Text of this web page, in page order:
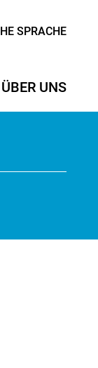
SPRACHE
ÜBER UNS